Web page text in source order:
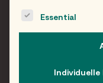
FRISCH
The following is a
Essential